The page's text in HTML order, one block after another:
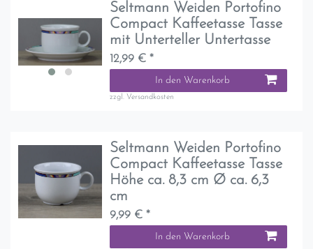
Seltmann Weiden Portofino
Compact Kaffeetasse Tasse
mit Unterteller Untertasse
12,99 € *
In den Warenkorb
zzgl. Versandkosten
Seltmann Weiden Portofino
Compact Kaffeetasse Tasse
Höhe ca. 8,3 cm Ø ca. 6,3
cm
9,99 € *
In den Warenkorb